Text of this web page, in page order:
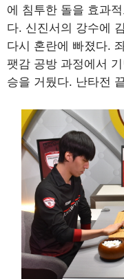
에 침투한 돌을 효과
다. 신진서의 강수에
다시 혼란에 빠졌다.
팻감 공방 과정에서
승을 거뒀다. 난타전